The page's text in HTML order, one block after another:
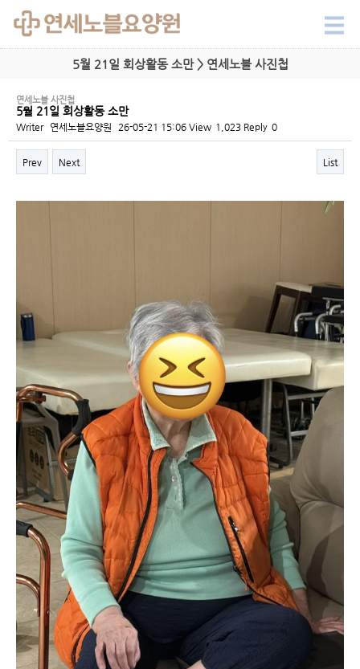
5월 21일 회상활동 소만 > 연세노블 사진첩
연세노블 사진첩
5월 21일 회상활동 소만
Writer 연세노블요양원 26-05-21 15:06 View 1,023 Reply 0
Prev Next List
Content